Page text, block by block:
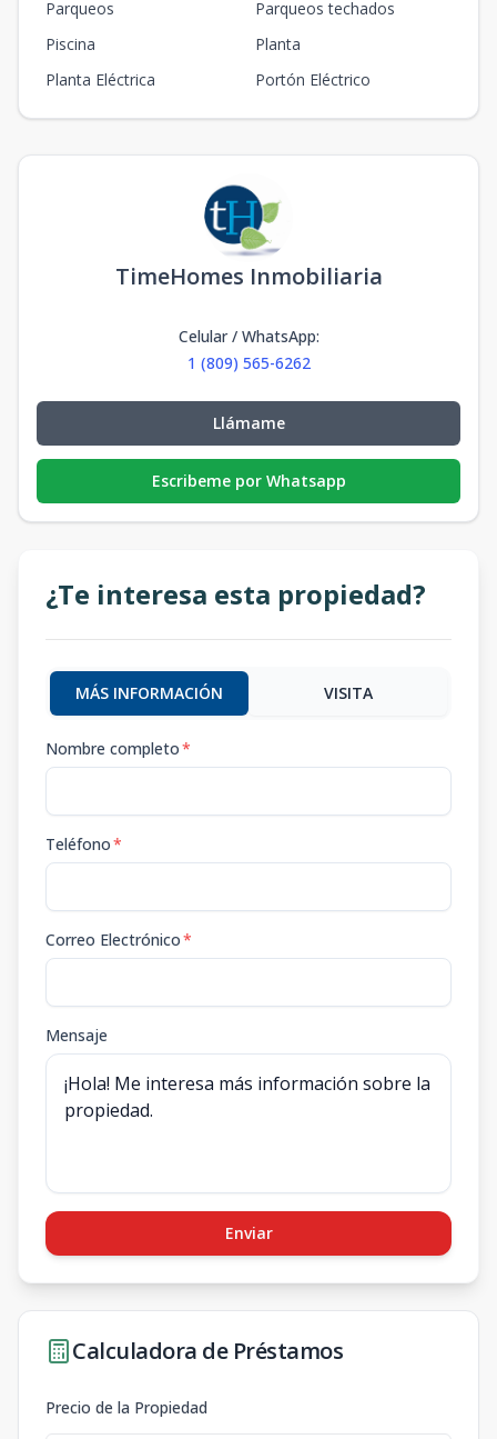
Parqueos
Parqueos techados
Piscina
Planta
Planta Eléctrica
Portón Eléctrico
TimeHomes Inmobiliaria
Celular / WhatsApp:
1 (809) 565-6262
Llámame
Escribeme por Whatsapp
¿Te interesa esta propiedad?
MÁS INFORMACIÓN VISITA
Nombre completo*
Teléfono*
Correo Electrónico*
Mensaje
Enviar
Calculadora de Préstamos
Precio de la Propiedad